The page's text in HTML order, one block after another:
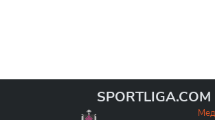
SPORTLIGA.COM